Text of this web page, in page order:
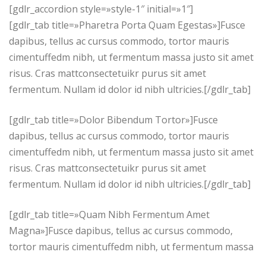
[gdlr_accordion style=»style-1″ initial=»1″]
[gdlr_tab title=»Pharetra Porta Quam Egestas»]Fusce
dapibus, tellus ac cursus commodo, tortor mauris
cimentuffedm nibh, ut fermentum massa justo sit amet
risus. Cras mattconsectetuikr purus sit amet
fermentum. Nullam id dolor id nibh ultricies.[/gdlr_tab]
[gdlr_tab title=»Dolor Bibendum Tortor»]Fusce
dapibus, tellus ac cursus commodo, tortor mauris
cimentuffedm nibh, ut fermentum massa justo sit amet
risus. Cras mattconsectetuikr purus sit amet
fermentum. Nullam id dolor id nibh ultricies.[/gdlr_tab]
[gdlr_tab title=»Quam Nibh Fermentum Amet
Magna»]Fusce dapibus, tellus ac cursus commodo,
tortor mauris cimentuffedm nibh, ut fermentum massa